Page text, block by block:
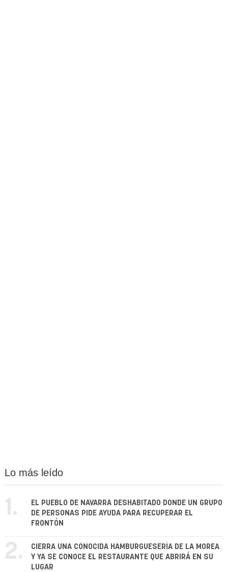
Lo más leído
1.
EL PUEBLO DE NAVARRA DESHABITADO DONDE UN GRUPO
DE PERSONAS PIDE AYUDA PARA RECUPERAR EL
FRONTÓN
2.
CIERRA UNA CONOCIDA HAMBURGUESERÍA DE LA MOREA
Y YA SE CONOCE EL RESTAURANTE QUE ABRIRÁ EN SU
LUGAR